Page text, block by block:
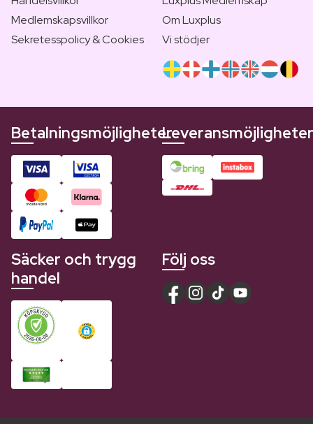
Medlemskapsvillkor
Sekretesspolicy & Cookies
Om Luxplus
Vi stödjer
BetalningsmöjligheterLeveransmöjligheter
Säcker och trygg
handel
Följ oss